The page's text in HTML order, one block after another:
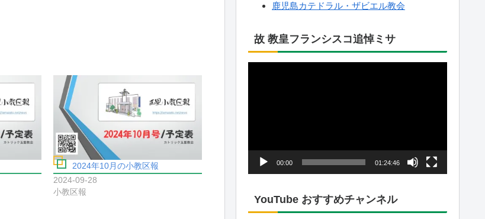
2024年10月の小教区報
2024-09-28
小教区報
鹿児島カテドラル・ザビエル教会
故 教皇フランシスコ追悼ミサ
ヤ
00:00 01:24:46
YouTube おすすめチャンネル